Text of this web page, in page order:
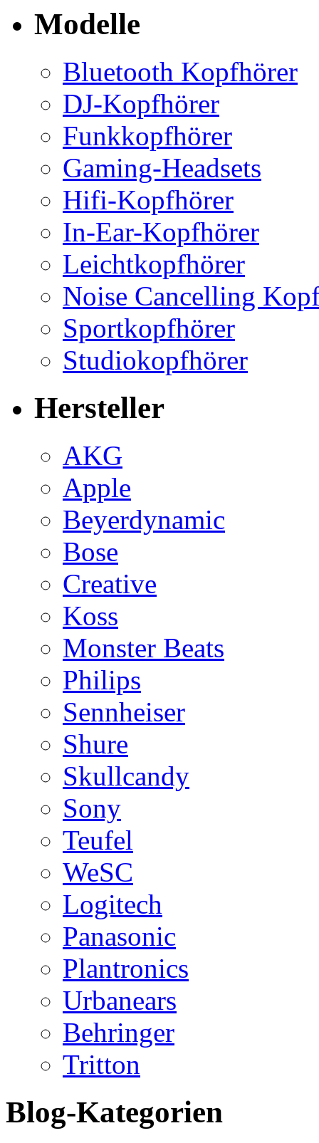
Modelle
Bluetooth Kopfhörer
DJ-Kopfhörer
Funkkopfhörer
Gaming-Headsets
Hifi-Kopfhörer
In-Ear-Kopfhörer
Leichtkopfhörer
Noise Cancelling
Sportkopfhörer
Studiokopfhörer
Hersteller
AKG
Apple
Beyerdynamic
Bose
Creative
Koss
Monster Beats
Philips
Sennheiser
Shure
Skullcandy
Sony
Teufel
WeSC
Logitech
Panasonic
Plantronics
Urbanears
Behringer
Tritton
Blog-Kategorien